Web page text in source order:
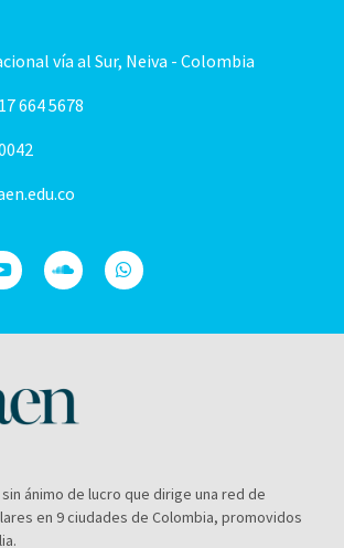
vía al Sur, Neiva - Colombia
664 5678
ánimo de lucro que dirige una red de
en 9 ciudades de Colombia, promovidos